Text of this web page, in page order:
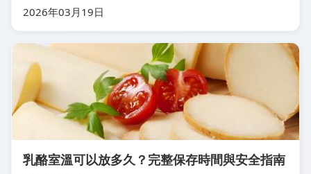
2026年03月19日
乳酪室溫可以放多久？完整保存時間與安全指南